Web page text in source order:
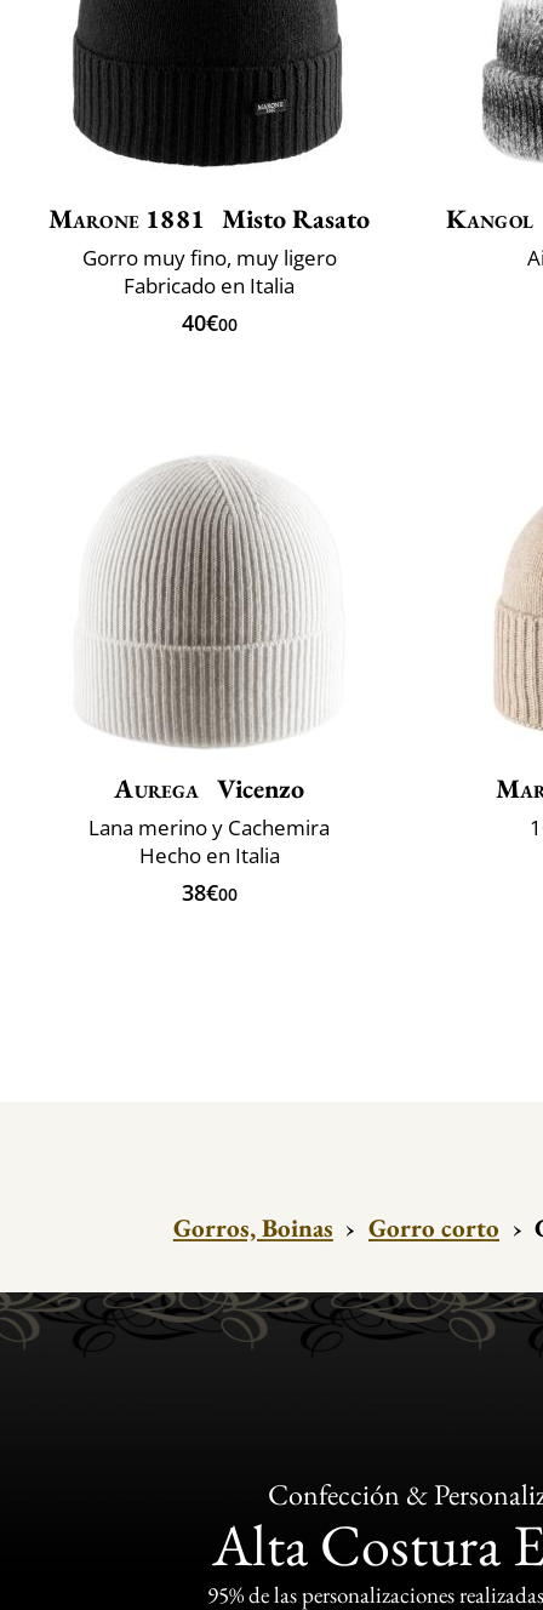
Marone 1881 Misto Rasato
Gorro muy fino, muy ligero
Fabricado en Italia
40€00
Kangol
Aurega Vicenzo
Lana merino y Cachemira
Hecho en Italia
38€00
Gorros, Boinas › Gorro corto ›
Confección &
Alta Costura
95% de las personalizaciones